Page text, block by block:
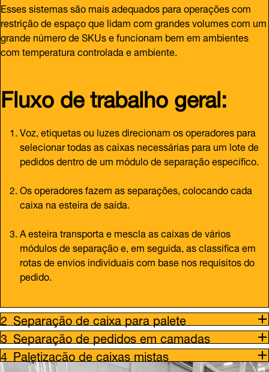
Esses sistemas são mais adequados para operações com
restrição de espaço que lidam com grandes volumes com um
grande número de SKUs e funcionam bem em ambientes
com temperatura controlada e ambiente.
Fluxo de trabalho geral:
Voz, etiquetas ou luzes direcionam os operadores para
selecionar todas as caixas necessárias para um lote de
pedidos dentro de um módulo de separação específico.
Os operadores fazem as separações, colocando cada
caixa na esteira de saída.
A esteira transporta e mescla as caixas de vários
módulos de separação e, em seguida, as classifica em
rotas de envios individuais com base nos requisitos do
pedido.
Separação de caixa para palete
Separação de pedidos em camadas
Paletização de caixas mistas